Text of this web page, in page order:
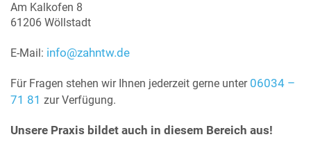
Am Kalkofen 8
61206 Wöllstadt
E-Mail: info@zahntw.de
Für Fragen stehen wir Ihnen jederzeit gerne unter 06034 –
71 81 zur Verfügung.
Unsere Praxis bildet auch in diesem Bereich aus!